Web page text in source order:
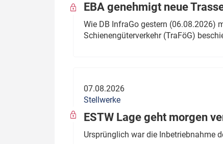
Verbände: Wer spricht für
wen?
Thema des Monats
Dossier: Generalsanierung
Dossier: ETCS
ÖPNV
EBA genehmigt neue
Wie DB InfraGo gestern (06.08.2026)
Schienengüterverkehr (TraFöG)
07.08.2026
Stellwerke
ESTW Lage geht morgen
Ursprünglich war die Inbetriebnahme